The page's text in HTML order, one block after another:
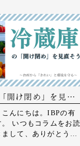
む（はむ）」が […]
開け閉め」を見直
から「きれい」と
～
んにちは。IBPの有
いつもコラムをお読
して、ありがとうご